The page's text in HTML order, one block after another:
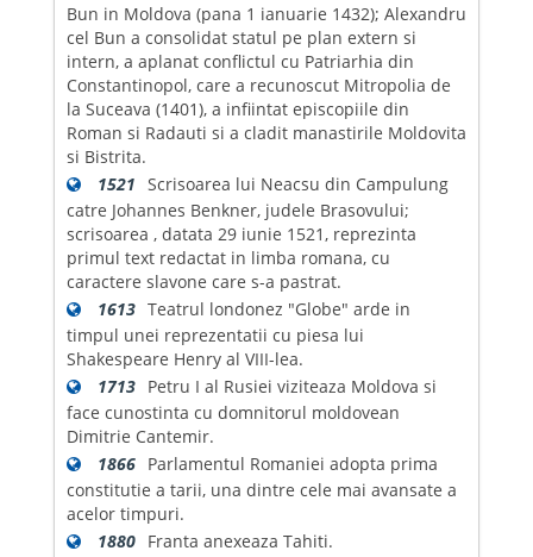
Bun in Moldova (pana 1 ianuarie 1432); Alexandru
cel Bun a consolidat statul pe plan extern si
intern, a aplanat conflictul cu Patriarhia din
Constantinopol, care a recunoscut Mitropolia de
la Suceava (1401), a infiintat episcopiile din
Roman si Radauti si a cladit manastirile Moldovita
si Bistrita.
1521 Scrisoarea lui Neacsu din Campulung
catre Johannes Benkner, judele Brasovului;
scrisoarea , datata 29 iunie 1521, reprezinta
primul text redactat in limba romana, cu
caractere slavone care s-a pastrat.
1613 Teatrul londonez "Globe" arde in
timpul unei reprezentatii cu piesa lui
Shakespeare Henry al VIII-lea.
1713 Petru I al Rusiei viziteaza Moldova si
face cunostinta cu domnitorul moldovean
Dimitrie Cantemir.
1866 Parlamentul Romaniei adopta prima
constitutie a tarii, una dintre cele mai avansate a
acelor timpuri.
1880 Franta anexeaza Tahiti.